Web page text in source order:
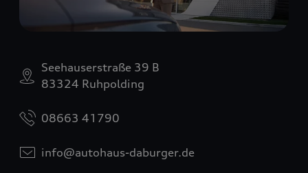
Seehauserstraße 39 B
83324 Ruhpolding
08663 41790
info@autohaus-daburger.de